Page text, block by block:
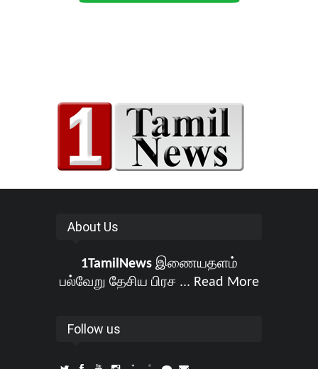
About Us
1TamilNewsஇணையதளம்
பல்வேறு தேசிய பிரச ... Read More
Follow us